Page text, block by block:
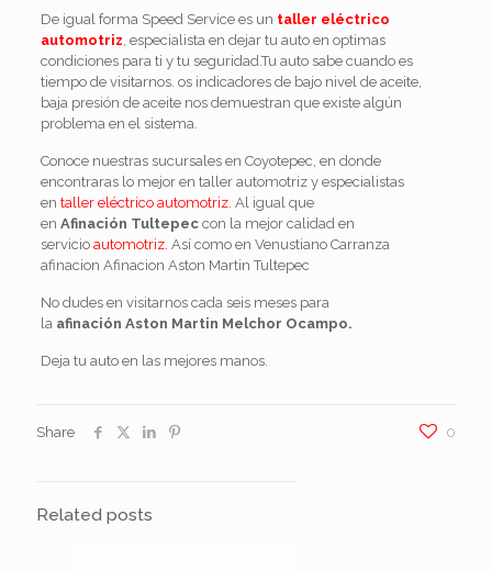
De igual forma Speed Service es un taller eléctrico
automotriz, especialista en dejar tu auto en optimas
condiciones para ti y tu seguridad.Tu auto sabe cuando es
tiempo de visitarnos. os indicadores de bajo nivel de aceite,
baja presión de aceite nos demuestran que existe algún
problema en el sistema.
Conoce nuestras sucursales en Coyotepec, en donde
encontraras lo mejor en taller automotriz y especialistas
en taller eléctrico automotriz. Al igual que
en Afinación Tultepec con la mejor calidad en
servicio automotriz. Así como en Venustiano Carranza
afinacion Afinacion Aston Martin Tultepec
No dudes en visitarnos cada seis meses para
la afinación Aston Martin Melchor Ocampo.
Deja tu auto en las mejores manos.
Share 0
Related posts